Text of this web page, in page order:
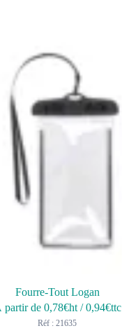
Fourre-Tout Logan
partir de 0,78€ht/0,94€ttc
Réf : 21635